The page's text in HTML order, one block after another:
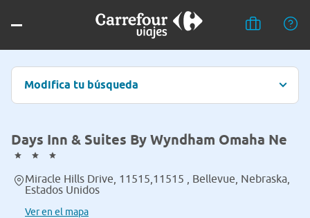
Modifica tu búsqueda
Days Inn & Suites By Wyndham Omaha Ne
Miracle Hills Drive, 11515,11515 , Bellevue, Nebraska,
Estados Unidos
Ver en el mapa